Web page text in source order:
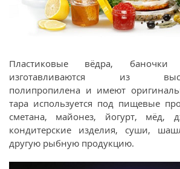
Пластиковые вёдра,
изготавливаются из
полипропилена и имеют
тара используется под пищевые
сметана, майонез, йогурт, мёд,
кондитерские изделия, суши,
другую рыбную продукцию.